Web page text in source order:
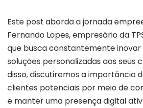
Este post aborda a jornada
Fernando Lopes, empresário da
que busca constantemente
soluções personalizadas aos seus
disso, discutiremos a importância
clientes potenciais por meio de
e manter uma presença digital